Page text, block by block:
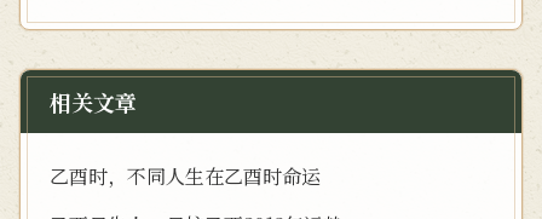
相关文章
乙酉时，不同人生在乙酉时命运